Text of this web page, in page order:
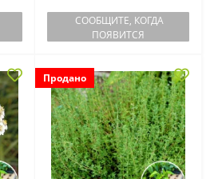
СООБЩИТЕ, КОГДА
ПОЯВИТСЯ
Продано